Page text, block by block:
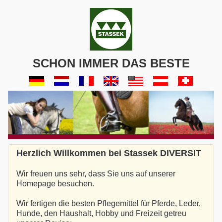
SCHON IMMER DAS BESTE
Herzlich Willkommen bei Stassek DIVERSIT
Wir freuen uns sehr, dass Sie uns auf unserer
Homepage besuchen.
Wir fertigen die besten Pflegemittel für Pferde, Leder,
Hunde, den Haushalt, Hobby und Freizeit getreu